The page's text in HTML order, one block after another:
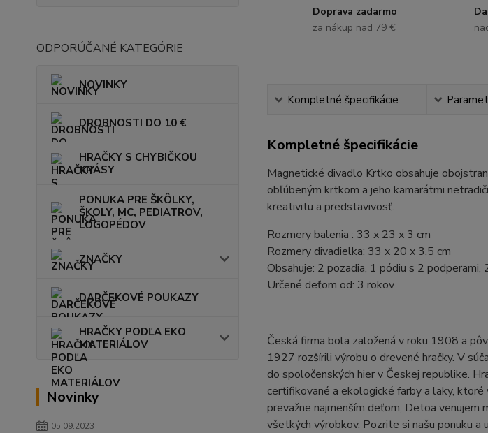
ODPORÚČANÉ KATEGÓRIE
NOVINKY
DROBNOSTI DO 10 €
HRAČKY S CHYBIČKOU
KRÁSY
PONUKA PRE ŠKÔLKY,
ŠKOLY, MC, PEDIATROV,
LOGOPÉDOV
ZNAČKY
DARČEKOVÉ POUKAZY
HRAČKY PODĽA EKO
MATERIÁLOV
Novinky
05.09.2023
Doprava zadarmo
za nákup nad 79 €
Kompletné špecifikácie
Kompletné špecifikácie
Magnetické divadlo Krtko obsahuje
obľúbeným krtkom a jeho kamarátmi
kreativitu a predstavivosť.
Rozmery balenia : 33 x 23 x 3 cm
Rozmery divadielka: 33 x 20 x 3,5 cm
Obsahuje: 2 pozadia, 1 pódiu s 2
Určené deťom od: 3 rokov
Česká firma bola založená v roku 1908 a
1927 rozšírili výrobu o drevené hračky. V
do spoločenských hier v Českej republike.
certifikované a ekologické farby a laky,
prevažne najmenším deťom, Detoa venujem
všetkých výrobkov. Pozrite si našu ponuku